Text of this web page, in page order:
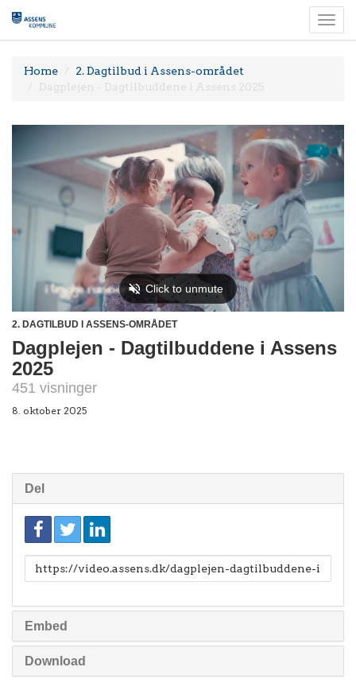
Home
2. Dagtilbud i Assens-området
Dagplejen - Dagtilbuddene i Assens 2025
2. DAGTILBUD I ASSENS-OMRÅDET
Dagplejen - Dagtilbuddene i Assens
2025
451 visninger
8. oktober 2025
Del
Link
Embed
Download